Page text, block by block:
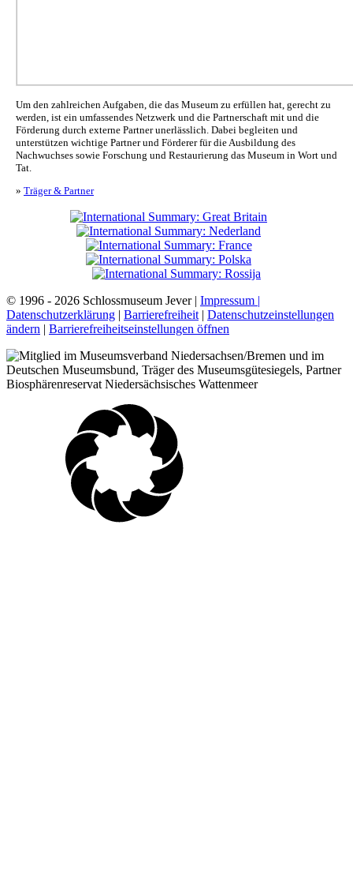
Um den zahlreichen Aufgaben, die das Museum zu erfüllen hat, gerecht zu
werden, ist ein umfassendes Netzwerk und die Partnerschaft mit und die
Förderung durch externe Partner unerlässlich. Dabei begleiten und
unterstützen wichtige Partner und Förderer für die Ausbildung des
Nachwuchses sowie Forschung und Restaurierung das Museum in Wort und
Tat.
» Träger & Partner
© 1996 - 2026 Schlossmuseum Jever | Impressum |
Datenschutzerklärung | Barrierefreiheit | Datenschutzeinstellungen
ändern | Barrierefreiheitseinstellungen öffnen